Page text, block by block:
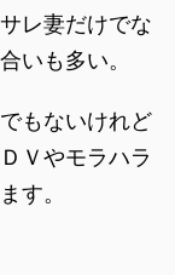
レ妻だけでな
いも多い。
もないけれど
Ｖやモラハラ
す。